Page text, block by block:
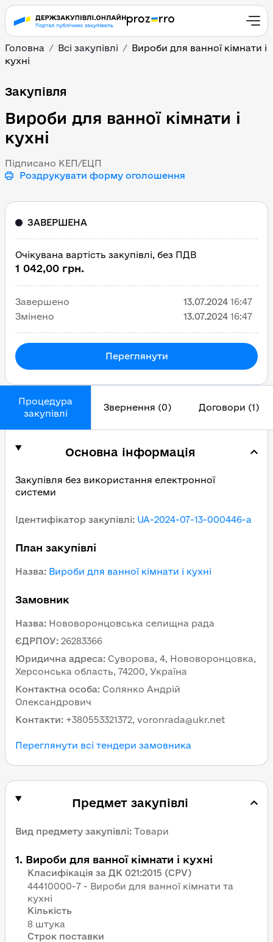
Головна Всі закупівлі
Вироби для ванної кімнати і
кухні
Вироби для ванної
Закупівля
Вироби для ванної кімнати і
кухні
Підписано КЕП/ЕЦП
Роздрукувати форму оголошення
Процедура
закупівлі
Звернення (0) Договори (1)
Основна інформація
Закупівля без використання електронної
системи
Ідентифікатор закупівлі: UA-2024-07-13-000446-a
План закупівлі
Назва: Вироби для ванної кімнати і кухні
Замовник
Назва: Нововоронцовська селищна рада
ЄДРПОУ: 26283366
Юридична адреса: Суворова, 4, Нововоронцовка,
Херсонська область, 74200, Україна
Контактна особа: Солянко Андрій
Олександрович
Контакти: +380553321372, voronrada@ukr.net
Переглянути всі тендери замовника
Предмет закупівлі
Вид предмету закупівлі: Товари
1. Вироби для ванної кімнати і кухні
Класифікація за ДК 021:2015 (CPV)
44410000-7 - Вироби для ванної кімнати та
кухні
Кількість
8 штука
Строк поставки
ЗАВЕРШЕНА
Очікувана вартість закупівлі, без ПДВ
1 042,00 грн.
Завершено 13.07.2024 16:47
Змінено
13.07.2024 16:47
Переглянути